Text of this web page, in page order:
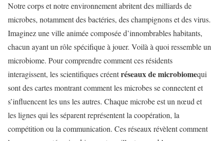
Notre corps et notre environnement abritent des milliards de
microbes, notamment des bactéries, des champignons et des virus.
Imaginez une ville animée composée d’innombrables habitants,
chacun ayant un rôle spécifique à jouer. Voilà à quoi ressemble un
microbiome. Pour comprendre comment ces résidents
interagissent, les scientifiques créentréseaux de microbiomequi
sont des cartes montrant comment les microbes se connectent et
s’influencent les uns les autres. Chaque microbe est un nœud et
les lignes qui les séparent représentent la coopération, la
compétition ou la communication. Ces réseaux révèlent comment